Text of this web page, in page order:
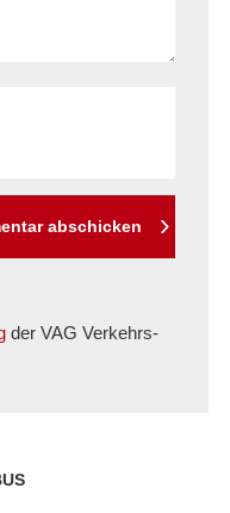
abschicken
der VAG Verkehrs-